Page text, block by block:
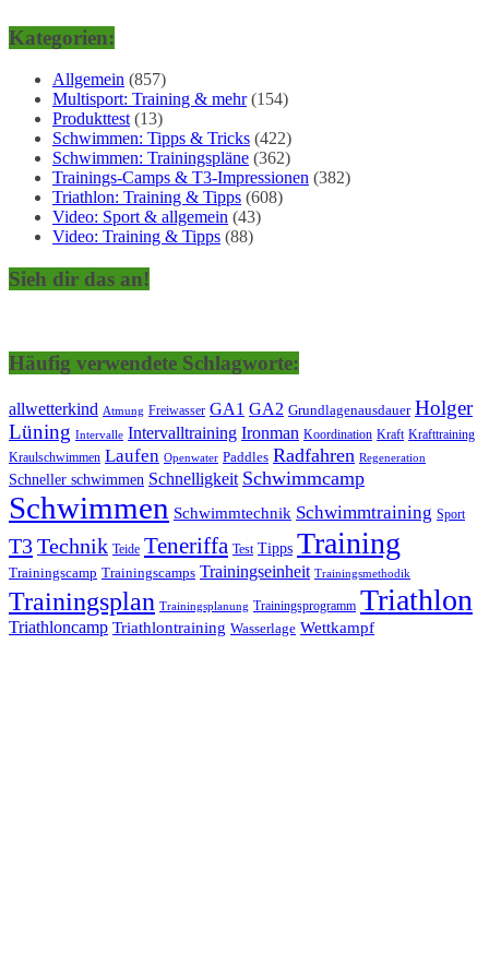
Kategorien:
Allgemein (857)
Multisport: Training & mehr(154)
Produkttest (13)
Schwimmen: Tipps & Tricks (422)
Schwimmen: Trainingspläne (362)
Trainings-Camps & T3-Impressionen (382)
Triathlon: Training & Tipps (608)
Video: Sport & allgemein (43)
Video: Training & Tipps (88)
Sieh dir das an!
Häufig verwendete Schlagworte:
allwetterkind Atmung Freiwasser GA1 GA2 Grundlagenausdauer Holger
Lüning Intervalle Intervalltraining Ironman Koordination Kraft Krafttraining
Kraulschwimmen Laufen Openwater Paddles Radfahren Regeneration
Schneller schwimmen Schnelligkeit Schwimmcamp
Schwimmen Schwimmtechnik Schwimmtraining Sport
T3Technik Teide Teneriffa Test Tipps Training
Trainingscamp Trainingscamps Trainingseinheit Trainingsmethodik
Trainingsplan Trainingsplanung Trainingsprogramm Triathlon
Triathloncamp Triathlontraining Wasserlage Wettkampf